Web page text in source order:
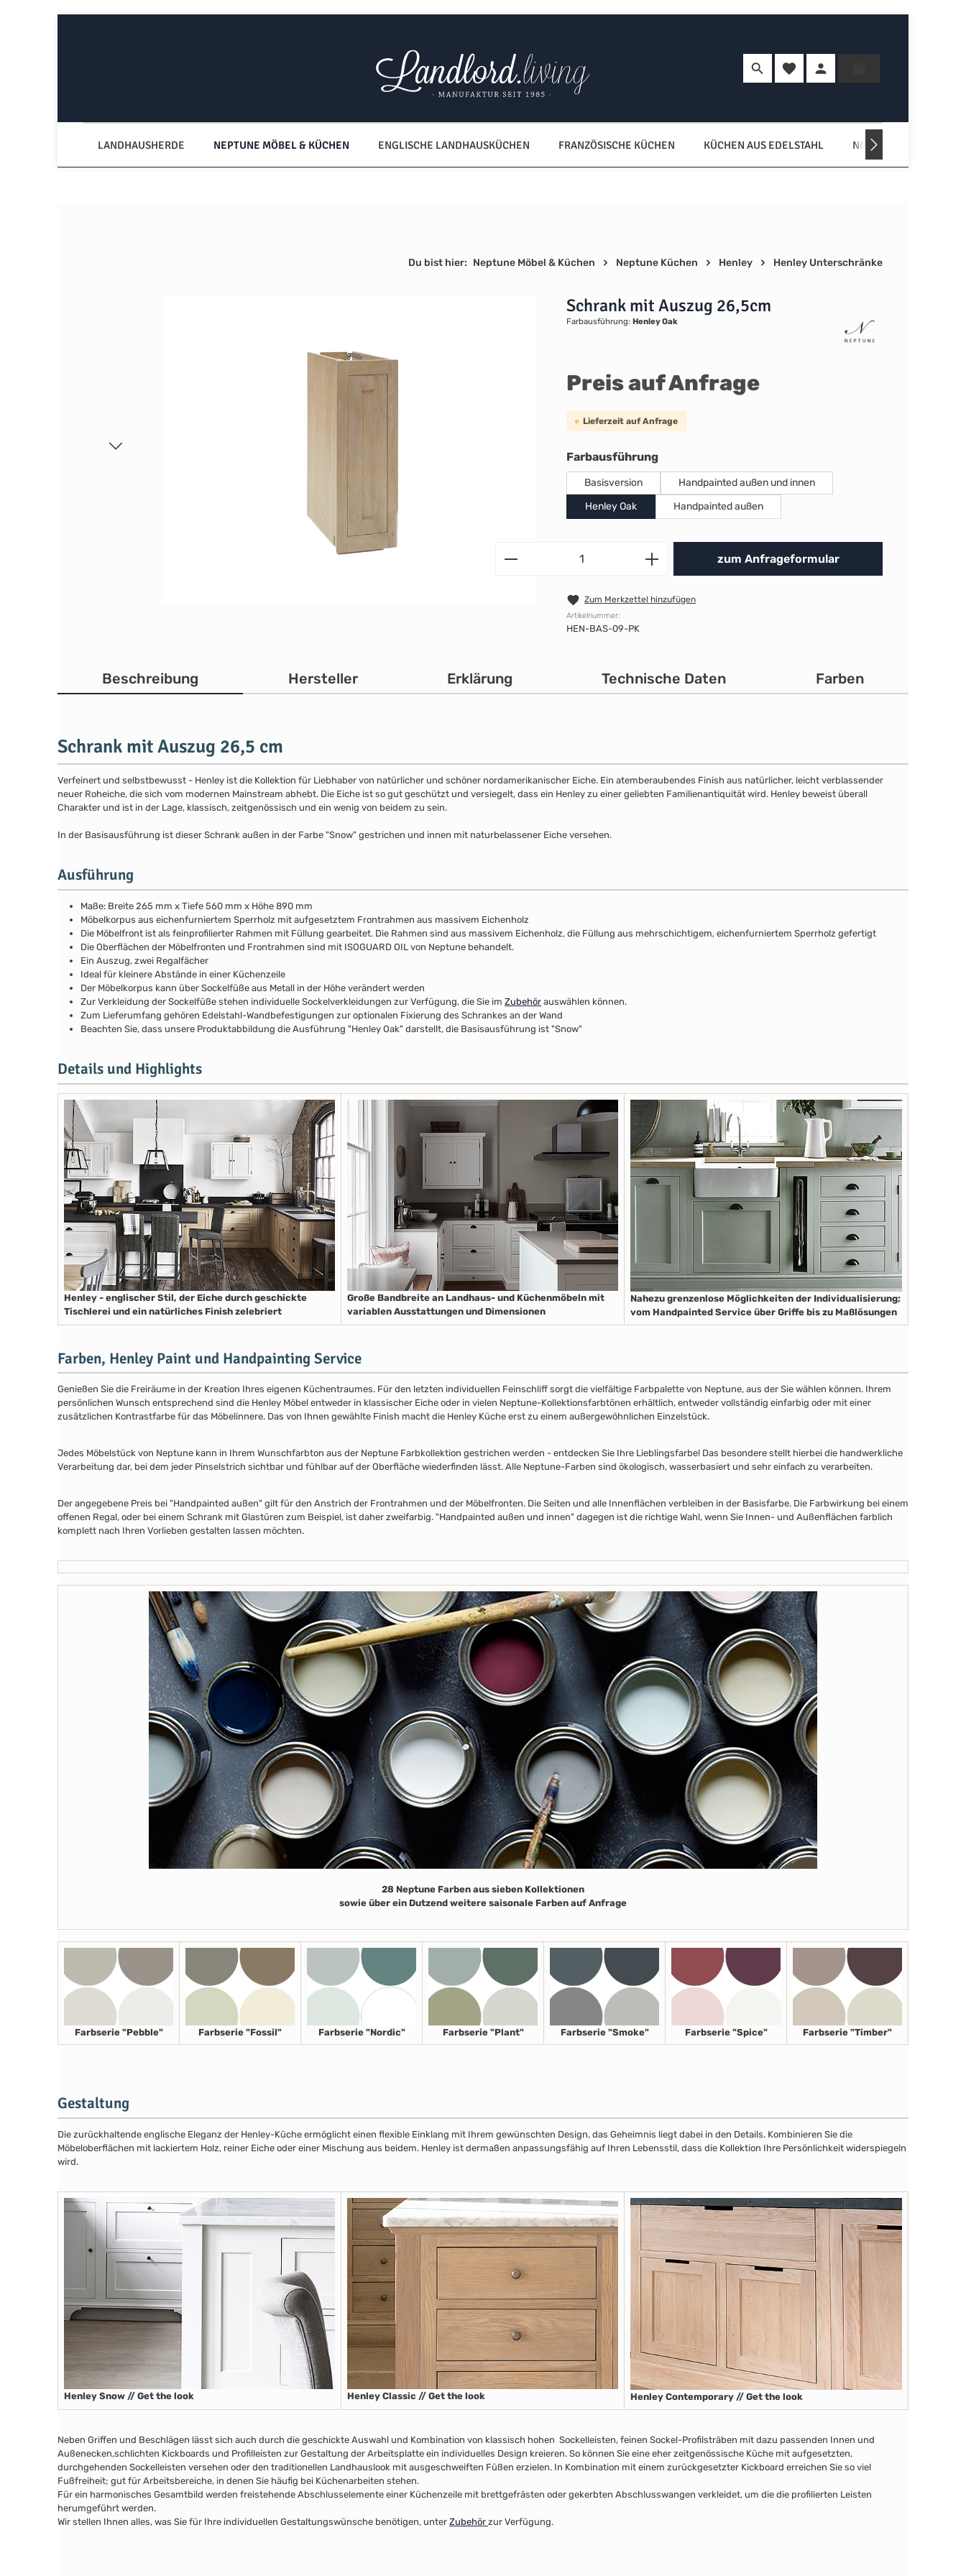
Du hast 0 Produkte auf dem Merkzettel
LANDHAUSHERDE NEPTUNE MÖBEL & KÜCHEN ENGLISCHE LANDHAUSKÜCHEN FRANZÖSISCHE KÜCHEN KÜCHEN AUS EDELSTAHL NORDISCHE KÜCHEN
Du bist hier: Neptune Möbel & Küchen Neptune Küchen Henley Henley Unterschränke
Schrank mit Auszug 26,5cm
Farbausführung: Henley Oak
Preis auf Anfrage
Lieferzeit auf Anfrage
Farbausführungauswählen
Basisversion
Handpainted außen und innen
Henley Oak
Handpainted außen
Produkt Anzahl: Gib den
zum Anfrageformular
Zum Merkzettel hinzufügen
Artikelnummer:
HEN-BAS-09-PK
Beschreibung Hersteller Erklärung Technische Daten Farben
Schrank mit Auszug 26,5 cm
Verfeinert und selbstbewusst - Henley ist die Kollektion für Liebhaber von natürlicher und schöner nordamerikanischer Eiche. Ein atemberaubendes Finish aus natürlicher, leicht verblassender
neuer Roheiche, die sich vom modernen Mainstream abhebt. Die Eiche ist so gut geschützt und versiegelt, dass ein Henley zu einer geliebten Familienantiquität wird. Henley beweist überall
Charakter und ist in der Lage, klassisch, zeitgenössisch und ein wenig von beidem zu sein.
In der Basisausführung ist dieser Schrank außen in der Farbe "Snow" gestrichen und innen mit naturbelassener Eiche versehen.
Ausführung
Maße: Breite 265 mm x Tiefe 560 mm x Höhe 890 mm
Möbelkorpus aus eichenfurniertem Sperrholz mit aufgesetztem Frontrahmen aus massivem Eichenholz
Die Möbelfront ist als feinprofilierter Rahmen mit Füllung gearbeitet. Die Rahmen sind aus massivem Eichenholz, die Füllung aus mehrschichtigem, eichenfurniertem Sperrholz gefertigt
Die Oberflächen der Möbelfronten und Frontrahmen sind mit ISOGUARD OIL von Neptune behandelt.
Ein Auszug, zwei Regalfächer
Ideal für kleinere Abstände in einer Küchenzeile
Der Möbelkorpus kann über Sockelfüße aus Metall in der Höhe verändert werden
Zur Verkleidung der Sockelfüße stehen individuelle Sockelverkleidungen zur Verfügung, die Sie im Zubehör auswählen können.
Zum Lieferumfang gehören Edelstahl-Wandbefestigungen zur optionalen Fixierung des Schrankes an der Wand
Beachten Sie, dass unsere Produktabbildung die Ausführung "Henley Oak" darstellt, die Basisausführung ist "Snow"
Details und Highlights
Henley - englischer Stil, der Eiche durch geschickte
Tischlerei und ein natürliches Finish zelebriert
Große Bandbreite an Landhaus- und Küchenmöbeln mit
variablen Ausstattungen und Dimensionen
Nahezu grenzenlose Möglichkeiten der Individualisierung;
vom Handpainted Service über Griffe bis zu Maßlösungen
Farben, Henley Paint und Handpainting Service
Genießen Sie die Freiräume in der Kreation Ihres eigenen Küchentraumes. Für den letzten individuellen Feinschliff sorgt die vielfältige Farbpalette von Neptune, aus der Sie wählen können. Ihrem
persönlichen Wunsch entsprechend sind die Henley Möbel entweder in klassischer Eiche oder in vielen Neptune-Kollektionsfarbtönen erhältlich, entweder vollständig einfarbig oder mit einer
zusätzlichen Kontrastfarbe für das Möbelinnere. Das von Ihnen gewählte Finish macht die Henley Küche erst zu einem außergewöhnlichen Einzelstück.
Jedes Möbelstück von Neptune kann in Ihrem Wunschfarbton aus der Neptune Farbkollektion gestrichen werden - entdecken Sie Ihre Lieblingsfarbe! Das besondere stellt hierbei die handwerkliche
Verarbeitung dar, bei dem jeder Pinselstrich sichtbar und fühlbar auf der Oberfläche wiederfinden lässt. Alle Neptune-Farben sind ökologisch, wasserbasiert und sehr einfach zu verarbeiten.
Der angegebene Preis bei "Handpainted außen" gilt für den Anstrich der Frontrahmen und der Möbelfronten. Die Seiten und alle Innenflächen verbleiben in der Basisfarbe. Die Farbwirkung bei einem
offenen Regal, oder bei einem Schrank mit Glastüren zum Beispiel, ist daher zweifarbig. "Handpainted außen und innen" dagegen ist die richtige Wahl, wenn Sie Innen- und Außenflächen farblich
komplett nach Ihren Vorlieben gestalten lassen möchten.
28 Neptune Farben aus sieben Kollektionen
sowie über ein Dutzend weitere saisonale Farben auf Anfrage
Farbserie "Pebble" Farbserie "Fossil" Farbserie "Nordic" Farbserie "Plant" Farbserie "Smoke" Farbserie "Spice" Farbserie "Timber"
Gestaltung
Die zurückhaltende englische Eleganz der Henley-Küche ermöglicht einen flexible Einklang mit Ihrem gewünschten Design, das Geheimnis liegt dabei in den Details. Kombinieren Sie die
Möbeloberflächen mit lackiertem Holz, reiner Eiche oder einer Mischung aus beidem. Henley ist dermaßen anpassungsfähig auf Ihren Lebensstil, dass die Kollektion Ihre Persönlichkeit widerspiegeln
wird.
Henley Snow // Get the look Henley Classic // Get the look Henley Contemporary // Get the look
Neben Griffen und Beschlägen lässt sich auch durch die geschickte Auswahl und Kombination von klassisch hohen Sockelleisten, feinen Sockel-Profilsträben mit dazu passenden Innen und
Außenecken,schlichten Kickboards und Profilleisten zur Gestaltung der Arbeitsplatte ein individuelles Design kreieren. So können Sie eine eher zeitgenössische Küche mit aufgesetzten,
durchgehenden Sockelleisten versehen oder den traditionellen Landhauslook mit ausgeschweiften Füßen erzielen. In Kombination mit einem zurückgesetzter Kickboard erreichen Sie so viel
Fußfreiheit; gut für Arbeitsbereiche, in denen Sie häufig bei Küchenarbeiten stehen.
Für ein harmonisches Gesamtbild werden freistehende Abschlusselemente einer Küchenzeile mit brettgefrästen oder gekerbten Abschlusswangen verkleidet, um die die profilierten Leisten
herumgeführt werden.
Wir stellen Ihnen alles, was Sie für Ihre individuellen Gestaltungswünsche benötigen, unter Zubehör zur Verfügung.